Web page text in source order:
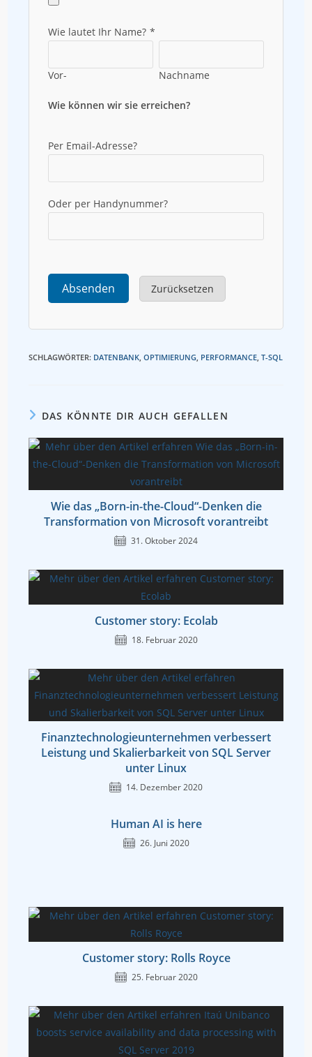
Wie lautet Ihr Name? *
Vor- Nachname
Wie können wir sie erreichen?
Per Email-Adresse?
Oder per Handynummer?
Absenden Zurücksetzen
SCHLAGWÖRTER: DATENBANK, OPTIMIERUNG, PERFORMANCE, T-SQL
DAS KÖNNTE DIR AUCH GEFALLEN
Wie das „Born-in-the-Cloud“-Denken die
Transformation von Microsoft vorantreibt
31. Oktober 2024
Customer story: Ecolab
18. Februar 2020
Finanztechnologieunternehmen verbessert
Leistung und Skalierbarkeit von SQL Server
unter Linux
14. Dezember 2020
Human AI is here
26. Juni 2020
Customer story: Rolls Royce
25. Februar 2020